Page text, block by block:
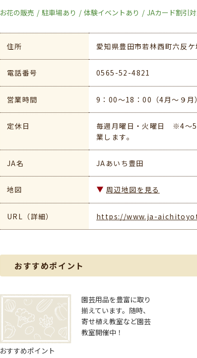
お花の販売
駐車場あり 体験イベントあり JAカード割引
住所 愛知県豊田市若林西町六反
電話番号 0565-52-4821
営業時間 9：00～18：00（4月～９月
定休日
毎週月曜日・火曜日 ※4～5
業します。
JA名 JAあいち豊田
地図 周辺地図を見る
URL（詳細） https://www.ja-
おすすめポイント
おすすめポイント
園芸用品を豊富に取り
揃えています。随時、
寄せ植え教室など園芸
教室開催中！